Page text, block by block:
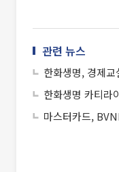
관련 뉴스
한화생명, 경제
한화생명 카티라
마스터카드,